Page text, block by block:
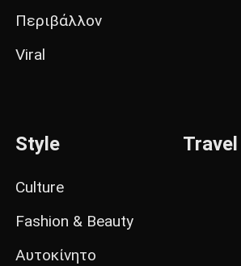
Περιβάλλον
Viral
Style
Culture
Fashion & Beauty
Αυτοκίνητο
Travel